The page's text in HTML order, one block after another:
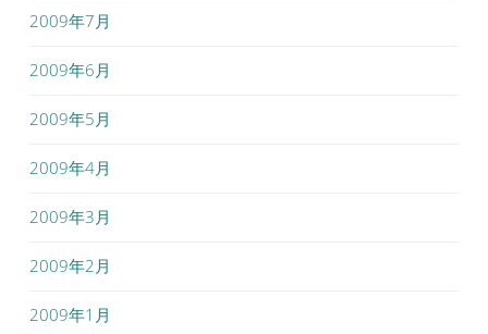
2009年7月
2009年6月
2009年5月
2009年4月
2009年3月
2009年2月
2009年1月